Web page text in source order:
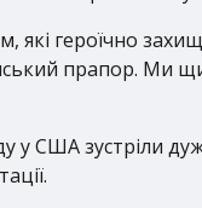
які героїчно
прапор. Ми
у США зустріли